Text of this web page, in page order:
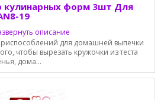
кулинарных форм 3шт Для
19
описание
для домашней выпечки
чтобы вырезать кружочки из теста
дома...